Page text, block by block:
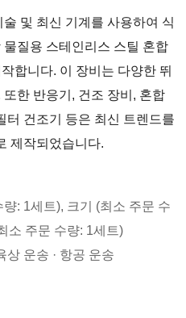
및 최신 기계를 사용하여 식
질용 스테인리스 스틸 혼합
합니다. 이 장비는 다양한 뛰
한 반응기, 건조 장비, 혼합
터 건조기 등은 최신 트렌드를
제작되었습니다.
: 1세트), 크기 (최소 주문 수
소 주문 수량: 1세트)
상 운송 · 항공 운송